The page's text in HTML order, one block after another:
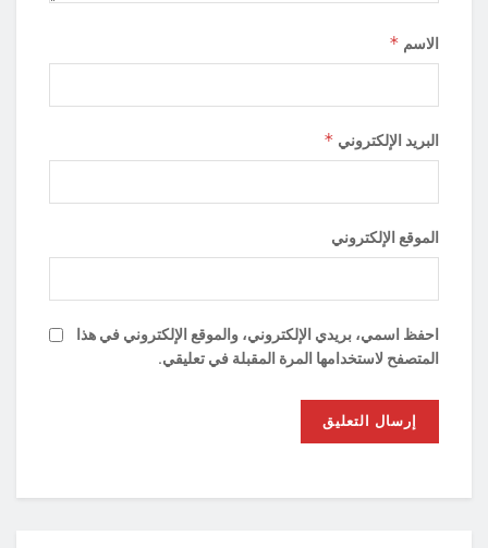
الاسم *
البريد الإلكتروني *
الموقع الإلكتروني
احفظ اسمي، بريدي الإلكتروني، والموقع الإلكتروني في هذا
المتصفح لاستخدامها المرة المقبلة في تعليقي.